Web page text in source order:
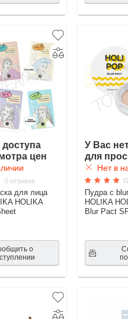
цен
0 отзывов
для лица
HOLIKA
о
У Вас
для
Нет в
Пудра с
HOLIKA
Blur Pact